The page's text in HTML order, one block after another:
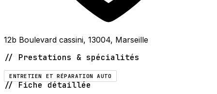
12b Boulevard cassini, 13004, Marseille
// Prestations & spécialités
ENTRETIEN ET RÉPARATION AUTO
// Fiche détaillée